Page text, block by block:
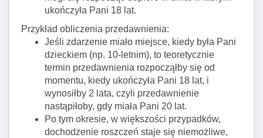
ukończyła Pani 18 lat.
Przykład obliczenia przedawnienia:
Jeśli zdarzenie miało miejsce, kiedy była Pani
dzieckiem (np. 10-letnim), to teoretycznie
termin przedawnienia rozpocząłby się od
momentu, kiedy ukończyła Pani 18 lat, i
wynosiłby 2 lata, czyli przedawnienie
nastąpiłoby, gdy miała Pani 20 lat.
Po tym okresie, w większości przypadków,
dochodzenie roszczeń staje się niemożliwe,